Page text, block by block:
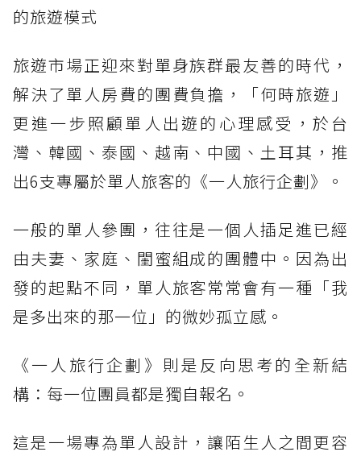
的旅遊模式
旅遊市場正迎來對單身族群最友善的時代，
解決了單人房費的團費負擔，「何時旅遊」
更進一步照顧單人出遊的心理感受，於台
灣、韓國、泰國、越南、中國、土耳其，推
出6支專屬於單人旅客的《一人旅行企劃》。
一般的單人參團，往往是一個人插足進已經
由夫妻、家庭、閨蜜組成的團體中。因為出
發的起點不同，單人旅客常常會有一種「我
是多出來的那一位」的微妙孤立感。
《一人旅行企劃》則是反向思考的全新結
構：每一位團員都是獨自報名。
這是一場專為單人設計，讓陌生人之間更容